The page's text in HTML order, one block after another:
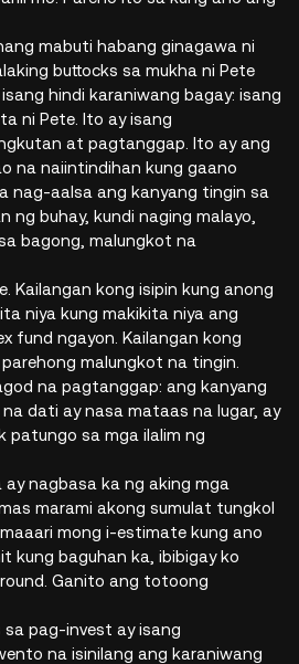
mabuti habang ginagawa ni
buttocks sa mukha ni Pete
hindi karaniwang bagay: isang
ni Pete. Ito ay isang
at pagtanggap. Ito ay ang
na naiintindihan kung gaano
nag-aalsa ang kanyang tingin sa
ng buhay, kundi naging malayo,
bagong, malungkot na
Kailangan kong isipin kung anong
niya kung makikita niya ang
fund ngayon. Kailangan kong
malungkot na tingin.
na pagtanggap: ang kanyang
dati ay nasa mataas na lugar, ay
patungo sa mga ilalim ng
ay nagbasa ka ng aking mga
marami akong sumulat tungkol
mong i-estimate kung ano
kung baguhan ka, ibibigay ko
Ganito ang totoong
pag-invest ay isang
na isinilang ang karaniwang